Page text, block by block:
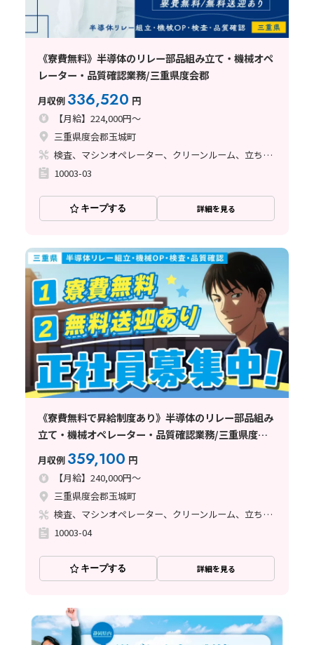
《寮費無料》半導体のリレー部品組み立て・機械オペ
レーター・品質確認業務/三重県度会郡
月収例 336,520 円
【月給】224,000円～
三重県度会郡玉城町
検査、マシンオペレーター、クリーンルーム、立ち作業
10003-03
キープする 詳細を見る
《寮費無料で昇給制度あり》半導体のリレー部品組み
立て・機械オペレーター・品質確認業務/三重県度会
月収例 359,100 円
【月給】240,000円～
三重県度会郡玉城町
検査、マシンオペレーター、クリーンルーム、立ち作業
10003-04
キープする 詳細を見る